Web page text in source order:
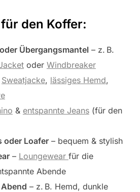
den Koffer:
Übergangsmantel – z. B.
oder Windbreaker
Sweatjacke, lässiges Hemd,
& entspannte Jeans(für den
oder Loafer– bequem & stylish
– Loungewear für die
Abende
– z. B. Hemd, dunkle